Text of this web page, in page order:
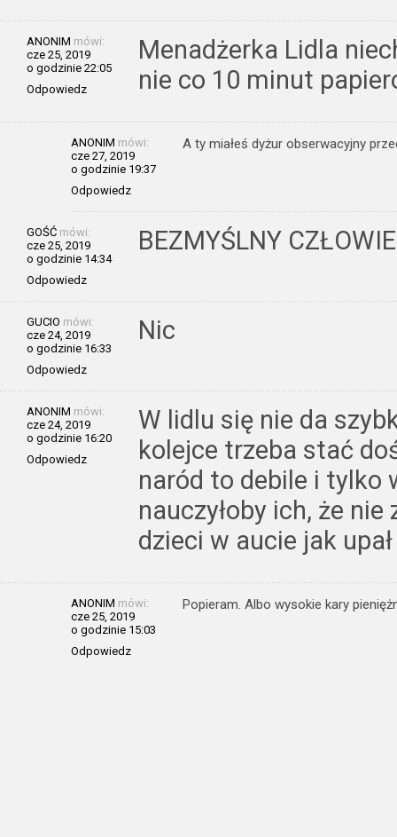
ANONIM mówi:
cze 25, 2019
o godzinie 22:05
Odpowiedz
Menadżerka Lidla
nie co 10 minut
ANONIM mówi:
cze 27, 2019
o godzinie 19:37
Odpowiedz
A ty miałeś dyżur obserwacyjny
GOŚĆ mówi:
cze 25, 2019
o godzinie 14:34
Odpowiedz
BEZMYŚLNY
GUCIO mówi:
cze 24, 2019
o godzinie 16:33
Odpowiedz
Nic
ANONIM mówi:
cze 24, 2019
o godzinie 16:20
Odpowiedz
W lidlu się nie da
kolejce trzeba stać
naród to debile i tylko
nauczyłoby ich, że
dzieci w aucie jak
ANONIM mówi:
cze 25, 2019
o godzinie 15:03
Odpowiedz
Popieram. Albo wysokie kary